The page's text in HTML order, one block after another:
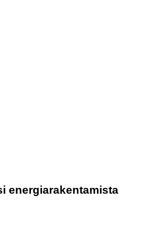
energiarakentamista